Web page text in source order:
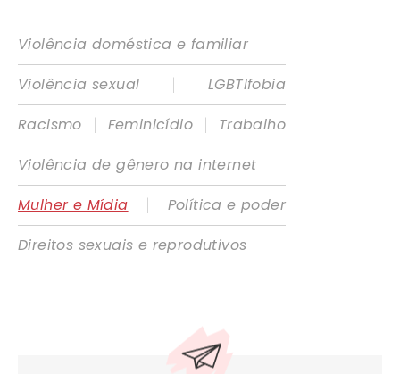
Violência doméstica e familiar
Violência sexual
|
LGBTIfobia
Racismo
| Feminicídio |
Trabalho
Violência de gênero na internet
Mulher e Mídia
|
Política e poder
Direitos sexuais e reprodutivos